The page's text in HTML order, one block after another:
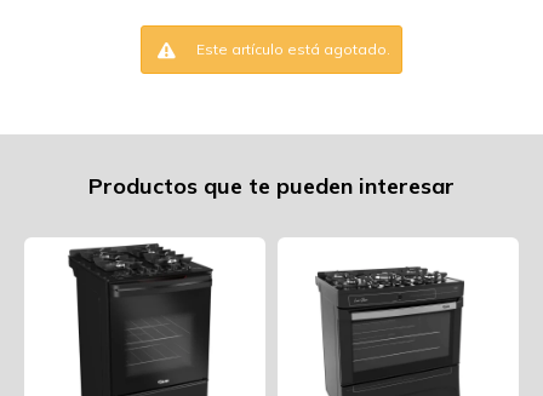
Este artículo está agotado.
Productos que te pueden interesar